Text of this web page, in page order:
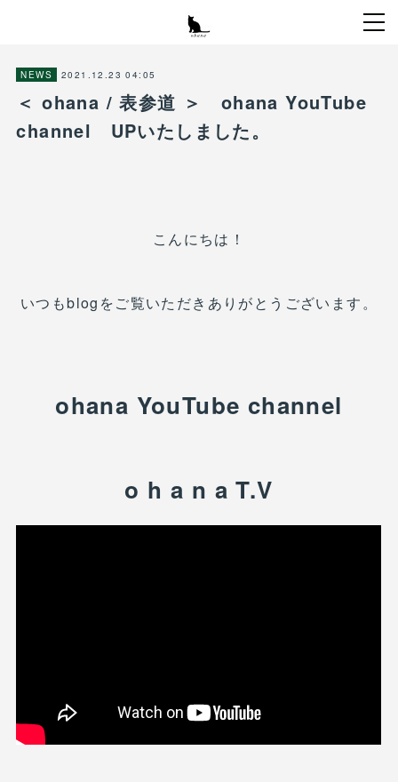
NEWS 2021.12.23 04:05
＜ ohana / 表参道 ＞ ohana YouTube
channel UPいたしました。
こんにちは！
いつもblogをご覧いただきありがとうございます。
ohana YouTube channel
o h a n a T.V